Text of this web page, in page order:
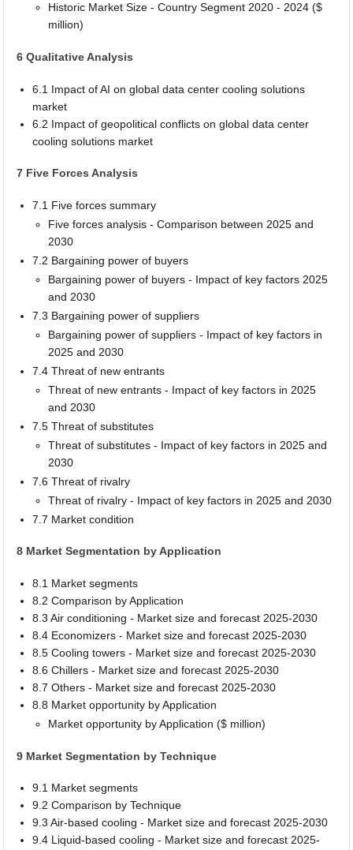
Historic Market Size - Country Segment 2020 - 2024 ($
million)
6 Qualitative Analysis
6.1 Impact of AI on global data center cooling solutions
market
6.2 Impact of geopolitical conflicts on global data center
cooling solutions market
7 Five Forces Analysis
7.1 Five forces summary
Five forces analysis - Comparison between 2025 and
2030
7.2 Bargaining power of buyers
Bargaining power of buyers - Impact of key factors 2025
and 2030
7.3 Bargaining power of suppliers
Bargaining power of suppliers - Impact of key factors in
2025 and 2030
7.4 Threat of new entrants
Threat of new entrants - Impact of key factors in 2025
and 2030
7.5 Threat of substitutes
Threat of substitutes - Impact of key factors in 2025 and
2030
7.6 Threat of rivalry
Threat of rivalry - Impact of key factors in 2025 and 2030
7.7 Market condition
8 Market Segmentation by Application
8.1 Market segments
8.2 Comparison by Application
8.3 Air conditioning - Market size and forecast 2025-2030
8.4 Economizers - Market size and forecast 2025-2030
8.5 Cooling towers - Market size and forecast 2025-2030
8.6 Chillers - Market size and forecast 2025-2030
8.7 Others - Market size and forecast 2025-2030
8.8 Market opportunity by Application
Market opportunity by Application ($ million)
9 Market Segmentation by Technique
9.1 Market segments
9.2 Comparison by Technique
9.3 Air-based cooling - Market size and forecast 2025-2030
9.4 Liquid-based cooling - Market size and forecast 2025-